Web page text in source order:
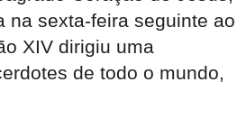
na sexta-feira seguinte ao
XIV dirigiu uma
de todo o mundo,